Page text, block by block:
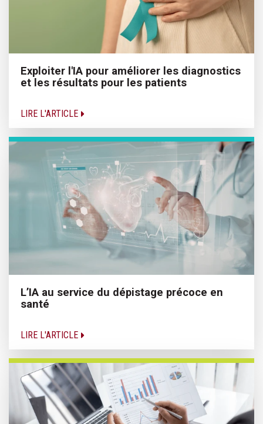
Exploiter l'IA pour améliorer les diagnostics
et les résultats pour les patients
LIRE L'ARTICLE
L’IA au service du dépistage précoce en
santé
LIRE L'ARTICLE